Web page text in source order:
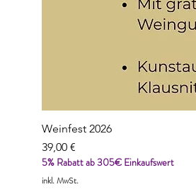
Weinfest 2026
Preis
39,00 €
5% Rabatt ab 305€ Einkaufswert
inkl. MwSt.